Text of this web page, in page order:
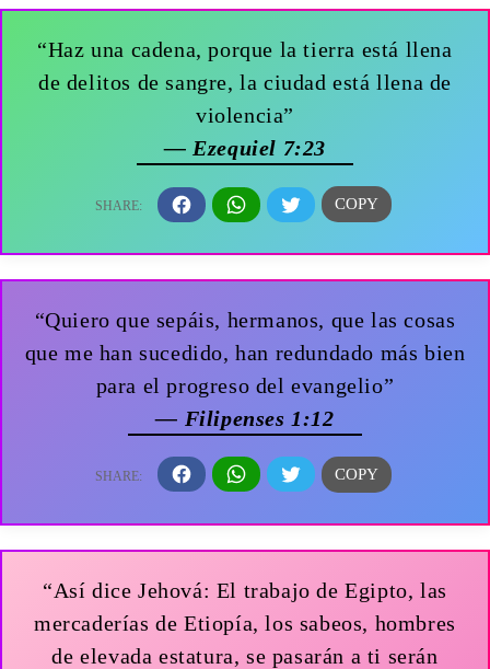
“Haz una cadena, porque la tierra está llena
de delitos de sangre, la ciudad está llena de
violencia”
— Ezequiel 7:23
“Quiero que sepáis, hermanos, que las cosas
que me han sucedido, han redundado más bien
para el progreso del evangelio”
— Filipenses 1:12
“Así dice Jehová: El trabajo de Egipto, las
mercaderías de Etiopía, los sabeos, hombres
de elevada estatura, se pasarán a ti serán